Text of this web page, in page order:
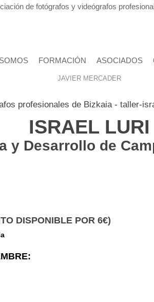
FORMACIÓN ASOCIADOS
JAVIER MERCADER
ISRAEL LURI
y Desarrollo de
DISPONIBLE POR 6€)